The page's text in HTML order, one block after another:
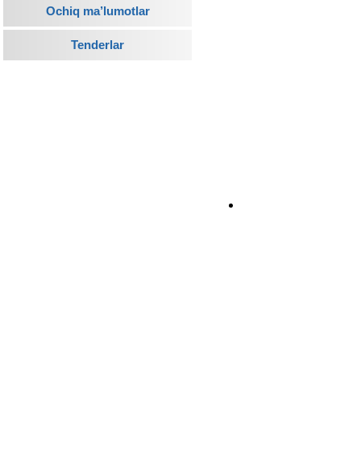
Ochiq ma’lumotlar
Tenderlar